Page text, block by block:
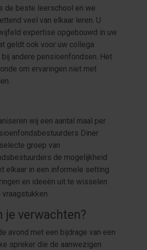
de beste leerschool en we
veel van elkaar leren. U
expertise opgebouwd in uw
geldt ook voor uw collega
andere pensioenfondsen. Het
om ervaringen niet met
wij een aantal maal per
Diner
groep van
de mogelijkheid
elkaar in een informele setting
en ideeën uit te wisselen
je verwachten?
avond met een bijdrage van een
spreker die de aanwezigen